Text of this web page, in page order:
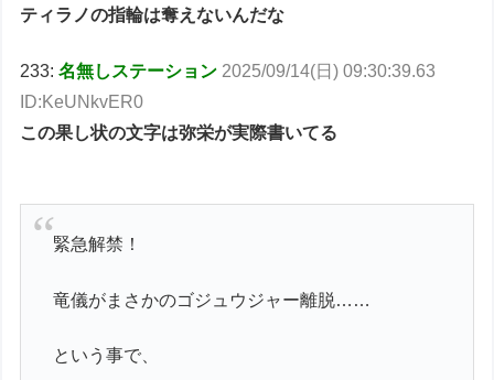
ティラノの指輪は奪えないんだな
233:名無しステーション 2025/09/14(日) 09:30:39.63
ID:KeUNkvER0
この果し状の文字は弥栄が実際書いてる
緊急解禁！
竜儀がまさかのゴジュウジャー離脱……
という事で、